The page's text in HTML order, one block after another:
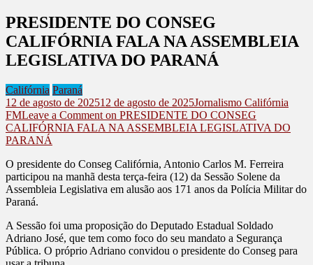
PRESIDENTE DO CONSEG
CALIFÓRNIA FALA NA ASSEMBLEIA
LEGISLATIVA DO PARANÁ
Califórnia Paraná
12 de agosto de 202512 de agosto de 2025Jornalismo Califórnia
FMLeave a Comment on PRESIDENTE DO CONSEG
CALIFÓRNIA FALA NA ASSEMBLEIA LEGISLATIVA DO
PARANÁ
O presidente do Conseg Califórnia, Antonio Carlos M. Ferreira
participou na manhã desta terça-feira (12) da Sessão Solene da
Assembleia Legislativa em alusão aos 171 anos da Polícia Militar do
Paraná.
A Sessão foi uma proposição do Deputado Estadual Soldado
Adriano José, que tem como foco do seu mandato a Segurança
Pública. O próprio Adriano convidou o presidente do Conseg para